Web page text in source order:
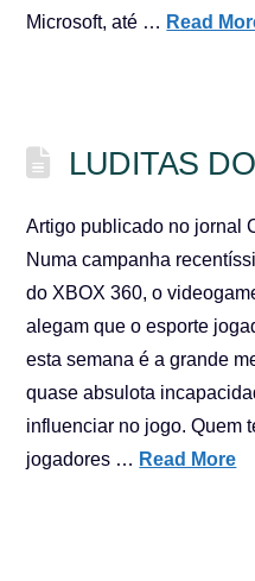
Microsoft, até … Read
LUDITAS
Artigo publicado no jornal
Numa campanha
do XBOX 360, o
alegam que o esporte
esta semana é a grande
quase absulota
influenciar no jogo. Quem
jogadores … Read More